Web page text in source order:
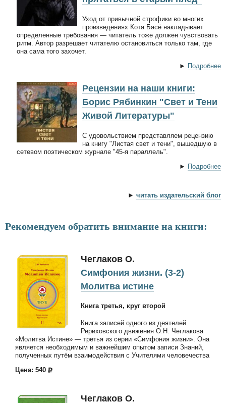
Уход от привычной строфики во многих
произведениях Кота Басё накладывает
определенные требования — читатель тоже должен чувствовать
ритм. Автор разрешает читателю остановиться только там, где
она сама того захочет.
► Подробнее
Рецензии на наши книги:
Борис Рябинкин "Свет и Тени
Живой Литературы"
С удовольствием представляем рецензию
на книгу "Листая свет и тени", вышедшую в
сетевом поэтическом журнале "45-я параллель".
► Подробнее
► читать издательский блог
Рекомендуем обратить внимание на книги:
Чеглаков О.
Симфония жизни. (3-2)
Молитва истине
Книга третья, круг второй
Книга записей одного из деятелей
Рериховского движения О.Н. Чеглакова
«Молитва Истине» — третья из серии «Симфония жизни». Она
является необходимым и важнейшим опытом записи Знаний,
полученных путём взаимодействия с Учителями человечества
Цена: 540
Чеглаков О.